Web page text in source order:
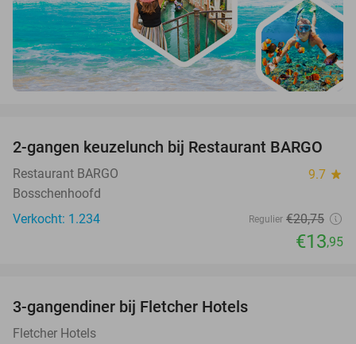
33%
2-gangen keuzelunch bij Restaurant BARGO
Restaurant BARGO 9.7 star
Bosschenhoofd
Verkocht: 1.234
Regulier €20,75
€13,95
3-gangendiner bij Fletcher Hotels
Fletcher Hotels